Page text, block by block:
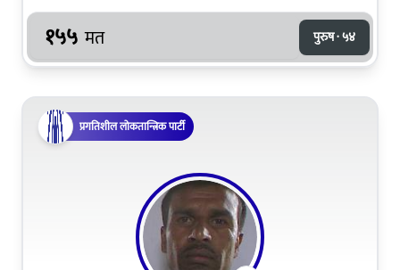
१५५ मत पुरुष · ५४
प्रगतिशील लोकतान्त्रिक पार्टी